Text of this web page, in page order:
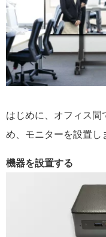
はじめに、オフィス間
め、モニターを設置し
機器を設置する